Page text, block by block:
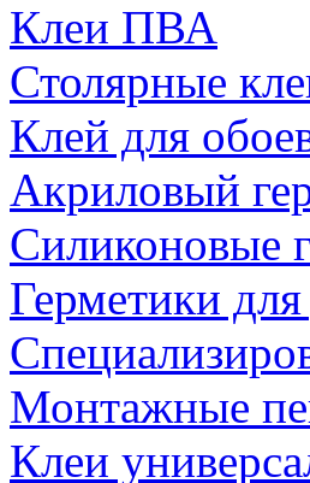
Клеи ПВА
Столярные
Клей для
Акриловый
Силиконовые
Герметики для
Монтажные
Клеи